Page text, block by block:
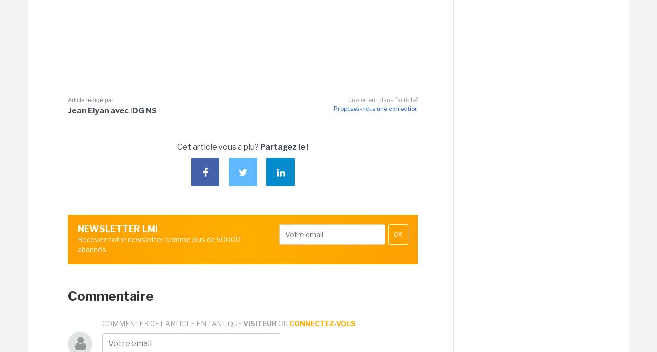
Une erreur dans l'article?
Proposez-nous une correction
Article rédigé par
Jean Elyan avec IDG NS
Cet article vous a plu? Partagez le !
NEWSLETTER LMI
Recevez notre newsletter comme plus de 50000
abonnés
OK
Commentaire
COMMENTER CET ARTICLE EN TANT QUE VISITEUR OU CONNECTEZ-VOUS